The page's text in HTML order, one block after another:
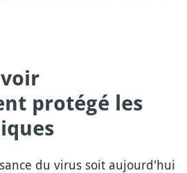
protégé les
du virus soit aujourd'hui